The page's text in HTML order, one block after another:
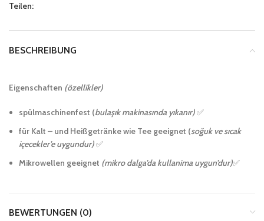
Teilen:
BESCHREIBUNG
Eigenschaften (özellikler)
spülmaschinenfest (bulaşık makinasında yıkanır)✅
für Kalt – und Heißgetränke wie Tee geeignet (soğuk ve sıcak
içecekler’e uygundur)✅
Mikrowellen geeignet (mikro dalga’da kullanima uygun’dur)✅
BEWERTUNGEN (0)